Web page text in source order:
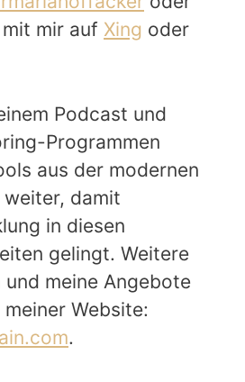
mir auf Xing oder
Podcast und
Programmen
aus der modernen
damit
in diesen
gelingt. Weitere
meine Angebote
Website:
.